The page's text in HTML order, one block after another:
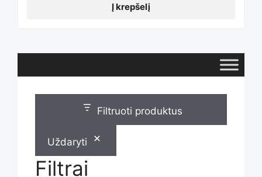
Į krepšelį
Filtruoti produktus
Uždaryti
Filtrai